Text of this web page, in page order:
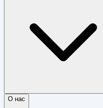
О нас